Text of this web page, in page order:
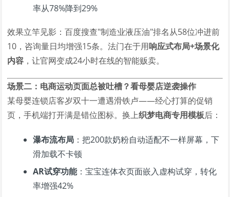
率从78%降到29%
效果立竿见影：百度搜查"制造业液压油"排名从58位冲进前
10，咨询量日均增强15条。法门在于用响应式布局+场景化
内容 ，让官网变成24小时在线的智能贩卖。
场景二：电商运动页面总被吐槽？看母婴店逆袭操作
某母婴连锁店客岁双十一遭遇滑铁卢——经心打算的促销
页，手机端打开满是错位图标。换上织梦电商专用模板后：
瀑布流布局 ：把200款奶粉自动适配不一样屏幕，下
滑加载不卡顿
AR试穿功能：宝宝连体衣页面嵌入虚构试穿，转化
率增强42%